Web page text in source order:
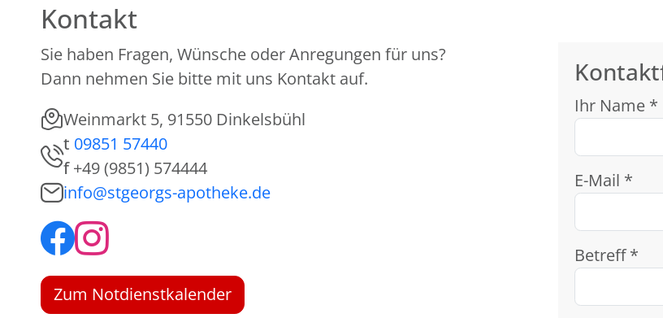
Kontakt
Sie haben Fragen, Wünsche oder Anregungen für uns?
Dann nehmen Sie bitte mit uns Kontakt auf.
Weinmarkt 5, 91550 Dinkelsbühl
t 09851 57440
f+49 (9851) 574444
info@stgeorgs-apotheke.de
Zum Notdienstkalender
Ihr Name *
E-Mail *
Betreff *